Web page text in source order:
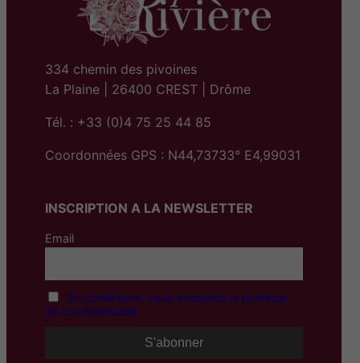
334 chemin des pivoines
La Plaine | 26400 CREST | Drôme
Tél. : +33 (0)4 75 25 44 85
Coordonnées GPS : N44,73733° E4,99031
INSCRIPTION A LA NEWSLETTER
Email
En continuant, vous acceptez la politique
de confidentialité